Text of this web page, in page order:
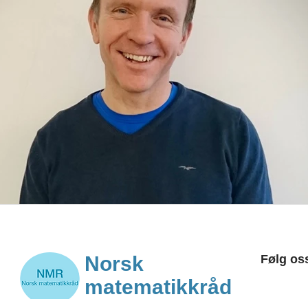
Norsk
matematikkråd
Følg